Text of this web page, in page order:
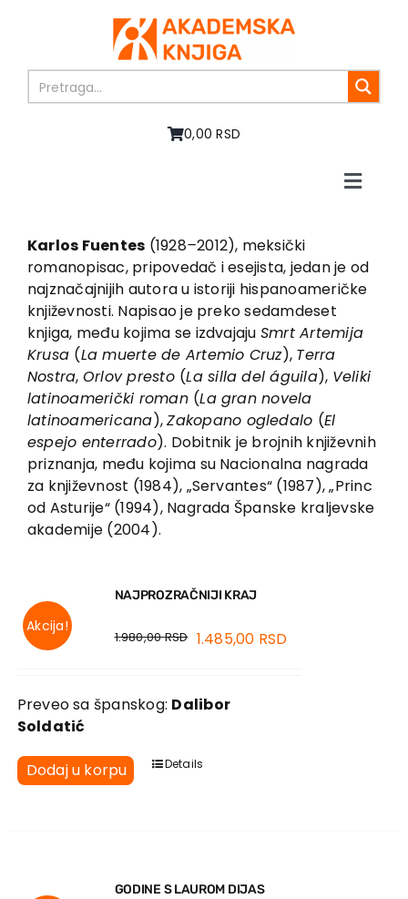
0,00 RSD
Toggle
O nama
Knjige
U pripremi
Akcija
Autori
Vesti
EU PROJEKTI
Kontakt
Karlos Fuentes (1928–2012), meksički
romanopisac, pripovedač i esejista, jedan je od
najznačajnijih autora u istoriji hispanoameričke
književnosti. Napisao je preko sedamdeset
knjiga, među kojima se izdvajaju Smrt Artemija
Krusa (La muerte de Artemio Cruz), Terra
Nostra, Orlov presto (La silla del águila), Veliki
latinoamerički roman (La gran novela
latinoamericana),Zakopano ogledalo (El
espejo enterrado). Dobitnik je brojnih književnih
priznanja, među kojima su Nacionalna nagrada
za književnost (1984), „Servantes“ (1987), „Princ
od Asturije“ (1994), Nagrada Španske kraljevske
akademije (2004).
Akcija!
NAJPROZRAČNIJI KRAJ
1.980,00RSD 1.485,00 RSD
Preveo sa španskog: Dalibor
Soldatić
Dodaj u korpu Details
GODINE S LAUROM DIJAS